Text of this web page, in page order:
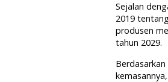
Sejalan
2019
produsen
tahun 2029.